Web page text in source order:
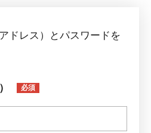
ドレス）とパスワードを
必須